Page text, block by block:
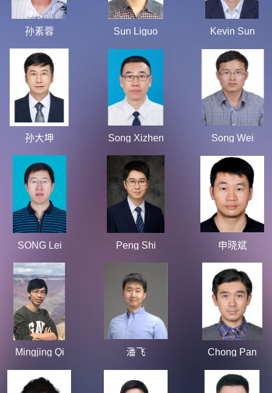
孙素蓉 Sun Liguo Kevin Sun
孙大坤 Song Xizhen Song Wei
SONG Lei Peng Shi 申晓斌
Mingjing Qi 潘飞 Chong Pan